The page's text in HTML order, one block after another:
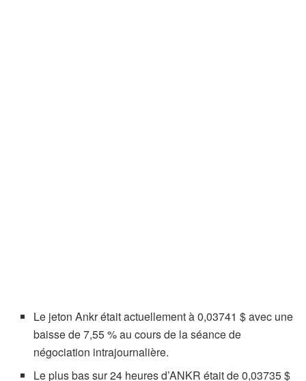
Le jeton Ankr était actuellement à 0,03741 $ avec une
baisse de 7,55 % au cours de la séance de
négociation intrajournalière.
Le plus bas sur 24 heures d’ANKR était de 0,03735 $